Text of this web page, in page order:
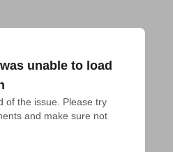
unable to load
of the issue. Please try
and make sure not